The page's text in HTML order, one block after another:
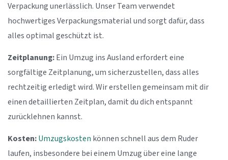
Verpackung unerlässlich. Unser Team verwendet
hochwertiges Verpackungsmaterial und sorgt dafür, dass
alles optimal geschützt ist.
Zeitplanung:Ein Umzug ins Ausland erfordert eine
sorgfältige Zeitplanung, um sicherzustellen, dass alles
rechtzeitig erledigt wird. Wir erstellen gemeinsam mit dir
einen detaillierten Zeitplan, damit du dich entspannt
zurücklehnen kannst.
Kosten:Umzugskosten können schnell aus dem Ruder
laufen, insbesondere bei einem Umzug über eine lange